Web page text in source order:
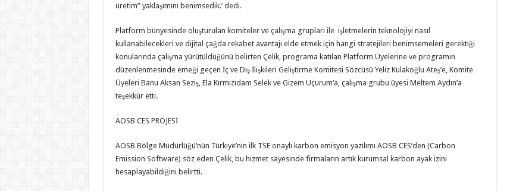
üretim” yaklaşımını benimsedik.’ dedi.
Platform bünyesinde oluşturulan komiteler ve çalışma grupları ile işletmelerin teknolojiyi nasıl
kullanabilecekleri ve dijital çağda rekabet avantajı elde etmek için hangi stratejileri benimsemeleri gerektiği
konularında çalışma yürütüldüğünü belirten Çelik, programa katılan Platform Üyelerine ve programın
düzenlenmesinde emeği geçen İç ve Dış İlişkileri Geliştirme Komitesi Sözcüsü Yeliz Kulakoğlu Ateş’e, Komite
Üyeleri Banu Aksan Seziş, Ela Kırmızıdam Selek ve Gizem Uçurum’a, çalışma grubu üyesi Meltem Aydın’a
teşekkür etti.
AOSB CES PROJESİ
AOSB Bölge Müdürlüğü’nün Türkiye’nin ilk TSE onaylı karbon emisyon yazılımı AOSB CES’den (Carbon
Emission Software) söz eden Çelik, bu hizmet sayesinde firmaların artık kurumsal karbon ayak izini
hesaplayabildiğini belirtti.